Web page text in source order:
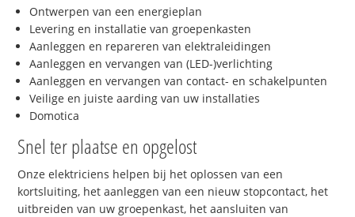
Ontwerpen van een energieplan
Levering en installatie van groepenkasten
Aanleggen en repareren van elektraleidingen
Aanleggen en vervangen van (LED-)verlichting
Aanleggen en vervangen van contact- en schakelpunten
Veilige en juiste aarding van uw installaties
Domotica
Snel ter plaatse en opgelost
Onze elektriciens helpen bij het oplossen van een
kortsluiting, het aanleggen van een nieuw stopcontact, het
uitbreiden van uw groepenkast, het aansluiten van